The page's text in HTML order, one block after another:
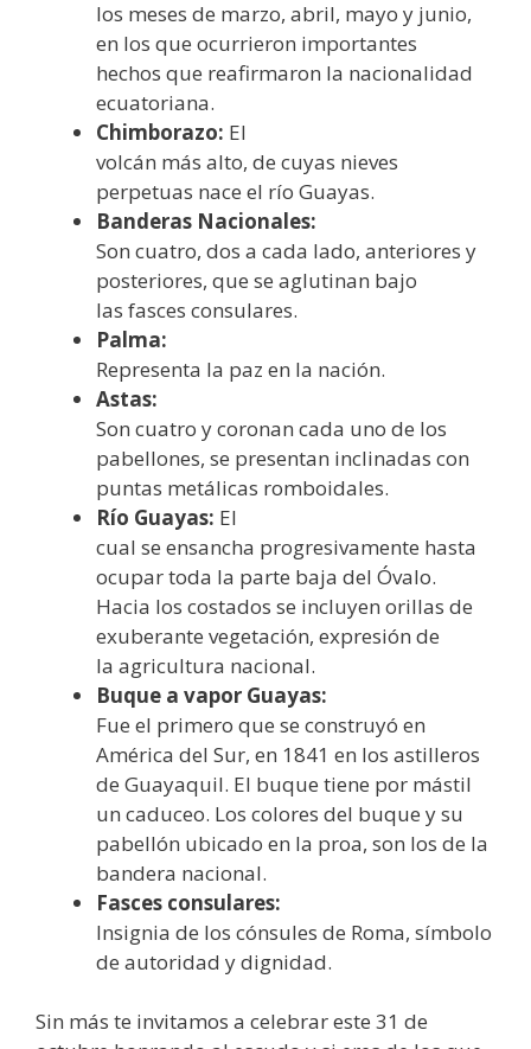
los meses de marzo, abril, mayo y junio,
en los que ocurrieron importantes
hechos que reafirmaron la nacionalidad
ecuatoriana.
Chimborazo: El
volcán más alto, de cuyas nieves
perpetuas nace el río Guayas.
Banderas Nacionales:
Son cuatro, dos a cada lado, anteriores y
posteriores, que se aglutinan bajo
las fasces consulares.
Palma:
Representa la paz en la nación.
Astas:
Son cuatro y coronan cada uno de los
pabellones, se presentan inclinadas con
puntas metálicas romboidales.
Río Guayas: El
cual se ensancha progresivamente hasta
ocupar toda la parte baja del Óvalo.
Hacia los costados se incluyen orillas de
exuberante vegetación, expresión de
la agricultura nacional.
Buque a vapor Guayas:
Fue el primero que se construyó en
América del Sur, en 1841 en los astilleros
de Guayaquil. El buque tiene por mástil
un caduceo. Los colores del buque y su
pabellón ubicado en la proa, son los de la
bandera nacional.
Fasces consulares:
Insignia de los cónsules de Roma, símbolo
de autoridad y dignidad.
Sin más te invitamos a celebrar este 31 de